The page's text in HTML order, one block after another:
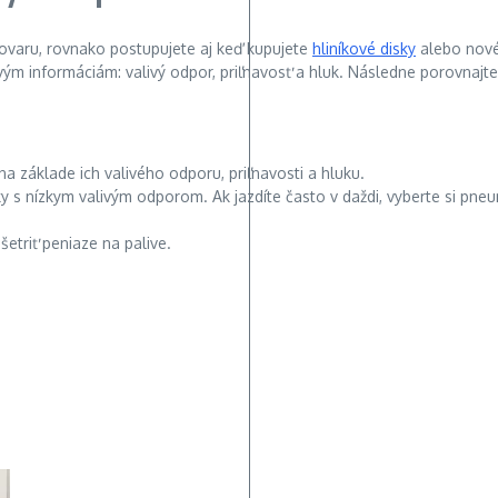
rovnako postupujete aj keď kupujete hliníkové disky alebo
informáciám: valivý odpor, priľnavosť a hluk. Následne
základe ich valivého odporu, priľnavosti a hluku.
s nízkym valivým odporom. Ak jazdíte často v daždi, vyberte si
peniaze na palive.